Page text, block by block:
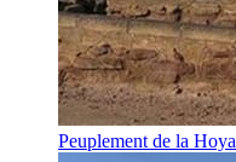
Peuplement de la Hoya